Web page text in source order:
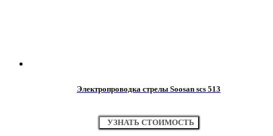
Электропроводка стрелы Soosan scs 513
УЗНАТЬ СТОИМОСТЬ